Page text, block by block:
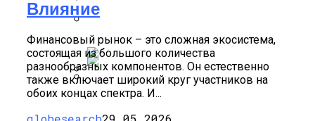
Топ-6 Лучших Сервисов Облачного
Майнинга На 2024 Год
S-Group – Британский Инвестиционный
Фонд
Система Управления Заказами (OMS):
Обзор Лучших Смартфонов Для
Кровельные Работы, Связанные С
Изоляцией
Влияние
Финансовый рынок – это сложная экосистема,
состоящая из большого количества
разнообразных компонентов. Он естественно
также включает широкий круг участников на
обоих концах спектра. И...